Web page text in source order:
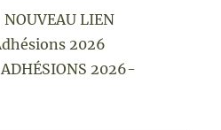
NOUVEAU LIEN
2026
2026-